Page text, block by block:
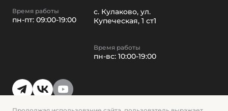
Время работы
пн-пт: 09:00-19:00
с. Кулаково, ул.
Купеческая, 1 ст1
Время работы
пн-вс: 10:00-19:00